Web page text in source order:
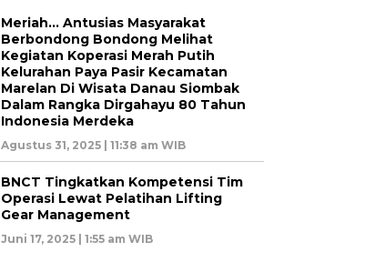
Meriah… Antusias Masyarakat
Berbondong Bondong Melihat
Kegiatan Koperasi Merah Putih
Kelurahan Paya Pasir Kecamatan
Marelan Di Wisata Danau Siombak
Dalam Rangka Dirgahayu 80 Tahun
Indonesia Merdeka
Agustus 31, 2025 | 11:38 am WIB
BNCT Tingkatkan Kompetensi Tim
Operasi Lewat Pelatihan Lifting
Gear Management
Juni 17, 2025 | 1:55 am WIB